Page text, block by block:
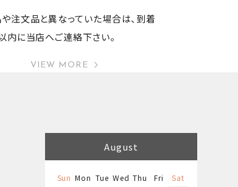
注文品と異なっていた場合は、到着
内に当店へご連絡下さい。
VIEW MORE
August
Sun Mon Tue Wed Thu Fri
Sat